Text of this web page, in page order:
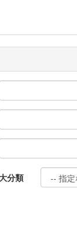
大分類